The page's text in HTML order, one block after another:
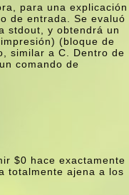
para una explicación
de entrada. Se evaluó
stdout, y obtendrá un
(bloque de
similar a C. Dentro de
comando de
$0 hace exactamente
totalmente ajena a los